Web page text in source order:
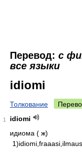
Перевод: с
все языки
idiomi
Толкование
1
idiomi
идиома ( ж)